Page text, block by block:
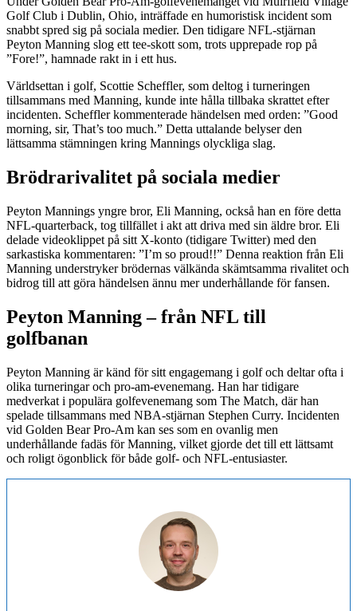
Golf Club i Dublin, Ohio, inträffade en humoristisk incident som
snabbt spred sig på sociala medier. Den tidigare NFL-stjärnan
Peyton Manning slog ett tee-skott som, trots upprepade rop på
”Fore!”, hamnade rakt in i ett hus.
Världsettan i golf, Scottie Scheffler, som deltog i turneringen
tillsammans med Manning, kunde inte hålla tillbaka skrattet efter
incidenten. Scheffler kommenterade händelsen med orden: ”Good
morning, sir, That’s too much.” Detta uttalande belyser den
lättsamma stämningen kring Mannings olyckliga slag.
Brödrarivalitet på sociala medier
Peyton Mannings yngre bror, Eli Manning, också han en före detta
NFL-quarterback, tog tillfället i akt att driva med sin äldre bror. Eli
delade videoklippet på sitt X-konto (tidigare Twitter) med den
sarkastiska kommentaren: ”I’m so proud!!” Denna reaktion från Eli
Manning understryker brödernas välkända skämtsamma rivalitet och
bidrog till att göra händelsen ännu mer underhållande för fansen.
Peyton Manning – från NFL till
golfbanan
Peyton Manning är känd för sitt engagemang i golf och deltar ofta i
olika turneringar och pro-am-evenemang. Han har tidigare
medverkat i populära golfevenemang som The Match, där han
spelade tillsammans med NBA-stjärnan Stephen Curry. Incidenten
vid Golden Bear Pro-Am kan ses som en ovanlig men
underhållande fadäs för Manning, vilket gjorde det till ett lättsamt
och roligt ögonblick för både golf- och NFL-entusiaster.